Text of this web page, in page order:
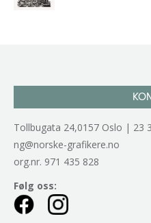
Tollbugata 24,0157 Oslo | 23
ng@norske-grafikere.no
org.nr. 971 435 828
Følg oss: